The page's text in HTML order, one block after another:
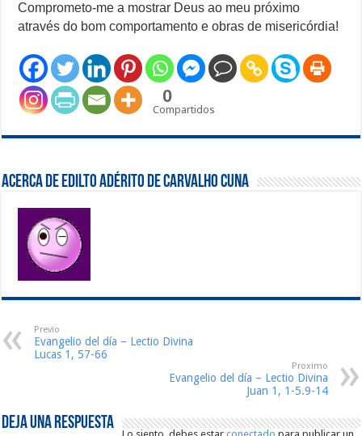
Comprometo-me a mostrar Deus ao meu próximo
através do bom comportamento e obras de misericórdia!
0
Compartidos
Acerca de Edilto Adérito de Carvalho Cuna
Previo
Evangelio del día – Lectio Divina
Lucas 1, 57-66
Proximo
Evangelio del día – Lectio Divina
Juan 1, 1-5.9-14
Deja una respuesta